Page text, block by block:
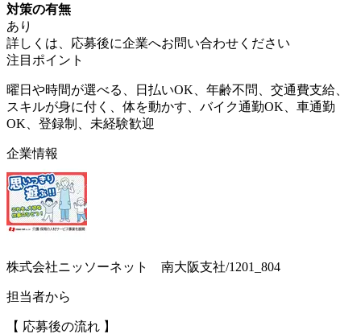
対策の有無
あり
詳しくは、応募後に企業へお問い合わせください
注目ポイント
曜日や時間が選べる、日払いOK、年齢不問、交通費支給、
スキルが身に付く、体を動かす、バイク通勤OK、車通勤
OK、登録制、未経験歓迎
企業情報
株式会社ニッソーネット 南大阪支社/1201_804
担当者から
【 応募後の流れ 】